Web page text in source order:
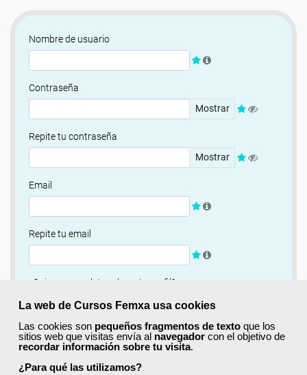
La web de Cursos Femxa usa cookies
Las cookies son pequeños fragmentos de texto que los
sitios web que visitas envía al navegador con el objetivo de
recordar información sobre tu visita.
¿Para qué las utilizamos?
Nombre de usuario
Contraseña
Mostrar
Repite tu contraseña
Mostrar
Email
Repite tu email
¿Quieres completar ahora tu perfil?
Si
No, completaré mi perfil más adelante
Newsletter
Si, quiero recibir información sobre cursos, ofertas
exclusivas y recursos para el aprendizaje.